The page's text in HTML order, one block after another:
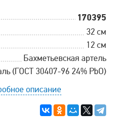
170395
32 см
12 см
Бахметьевская артель
(ГОСТ 30407-96 24% PbO)
описание